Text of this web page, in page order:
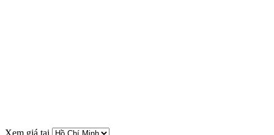
Xem giá tại